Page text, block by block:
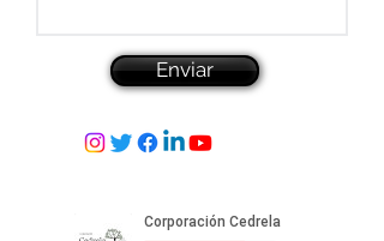
Enviar